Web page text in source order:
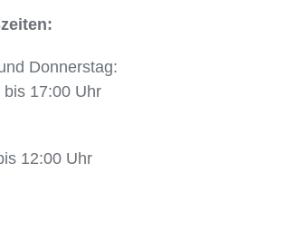
Donnerstag:
17:00 Uhr
12:00 Uhr